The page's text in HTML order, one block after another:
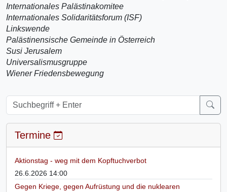
Internationales Palästinakomitee
Internationales Solidaritätsforum (ISF)
Linkswende
Palästinensische Gemeinde in Österreich
Susi Jerusalem
Universalismusgruppe
Wiener Friedensbewegung
Termine
Aktionstag - weg mit dem Kopftuchverbot
26.6.2026 14:00
Gegen Kriege, gegen Aufrüstung und die nuklearen